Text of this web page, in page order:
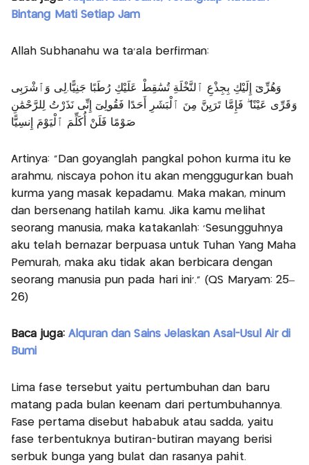
Bintang Mati Setiap Jam
Allah Subhanahu wa ta’ala berfirman:
وَهُزِّىٓ إِلَيْكِ بِجِذْعِ ٱلنَّخْلَةِ تُسَٰقِطْ عَلَيْكِ رُطَبًا جَنِيًّا.لِى وَٱشْرَبِى
وَقَرِّى عَيْنًا ۖ فَإِمَّا تَرَيِنَّ مِنَ ٱلْبَشَرِ أَحَدًا فَقُولِىٓ إِنِّى نَذَرْتُ لِلرَّحْمَٰنِ
صَوْمًا فَلَنْ أُكَلِّمَ ٱلْيَوْمَ إِنسِيًّا
Artinya: "Dan goyanglah pangkal pohon kurma itu ke
arahmu, niscaya pohon itu akan menggugurkan buah
kurma yang masak kepadamu. Maka makan, minum
dan bersenang hatilah kamu. Jika kamu melihat
seorang manusia, maka katakanlah: 'Sesungguhnya
aku telah bernazar berpuasa untuk Tuhan Yang Maha
Pemurah, maka aku tidak akan berbicara dengan
seorang manusia pun pada hari ini'." (QS Maryam: 25–
26)
Baca juga: Alquran dan Sains Jelaskan Asal-Usul Air di
Bumi
Lima fase tersebut yaitu pertumbuhan dan baru
matang pada bulan keenam dari pertumbuhannya.
Fase pertama disebut hababuk atau sadda, yaitu
fase terbentuknya butiran-butiran mayang berisi
serbuk bunga yang bulat dan rasanya pahit.